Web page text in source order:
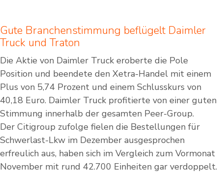
Gute Branchenstimmung beflügelt Daimler
Truck und Traton
Die Aktie von Daimler Truck eroberte die Pole
Position und beendete den Xetra-Handel mit einem
Plus von 5,74 Prozent und einem Schlusskurs von
40,18 Euro. Daimler Truck profitierte von einer guten
Stimmung innerhalb der gesamten Peer-Group.
Der Citigroup zufolge fielen die Bestellungen für
Schwerlast-Lkw im Dezember ausgesprochen
erfreulich aus, haben sich im Vergleich zum Vormonat
November mit rund 42.700 Einheiten gar verdoppelt.